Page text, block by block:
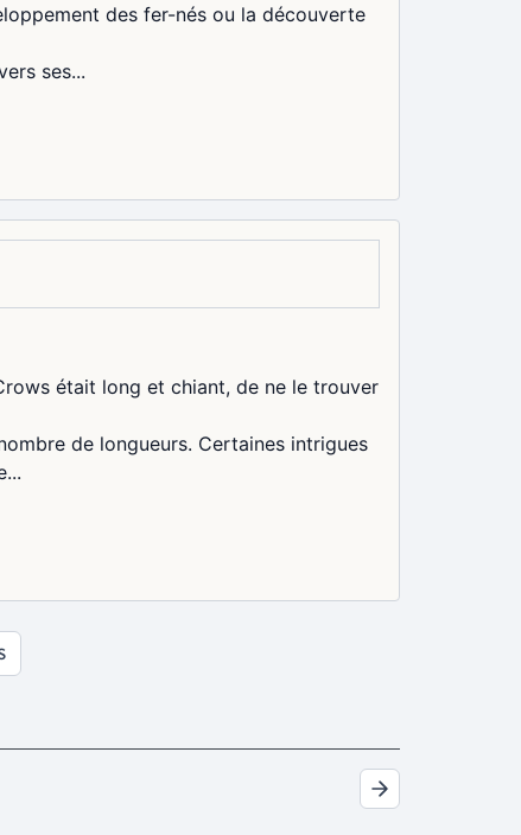
des fer-nés ou la découverte
ses...
était long et chiant, de ne le trouver
de longueurs. Certaines intrigues